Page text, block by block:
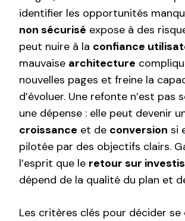
identifier les opportunités
non sécurisé expose à des
peut nuire à la confiance
mauvaise architecture
nouvelles pages et freine la
d’évoluer. Une refonte n’est pas
une dépense : elle peut devenir
croissance et de conversion si
pilotée par des objectifs clairs.
l’esprit que le retour sur
dépend de la qualité du plan et
Les critères clés pour décider